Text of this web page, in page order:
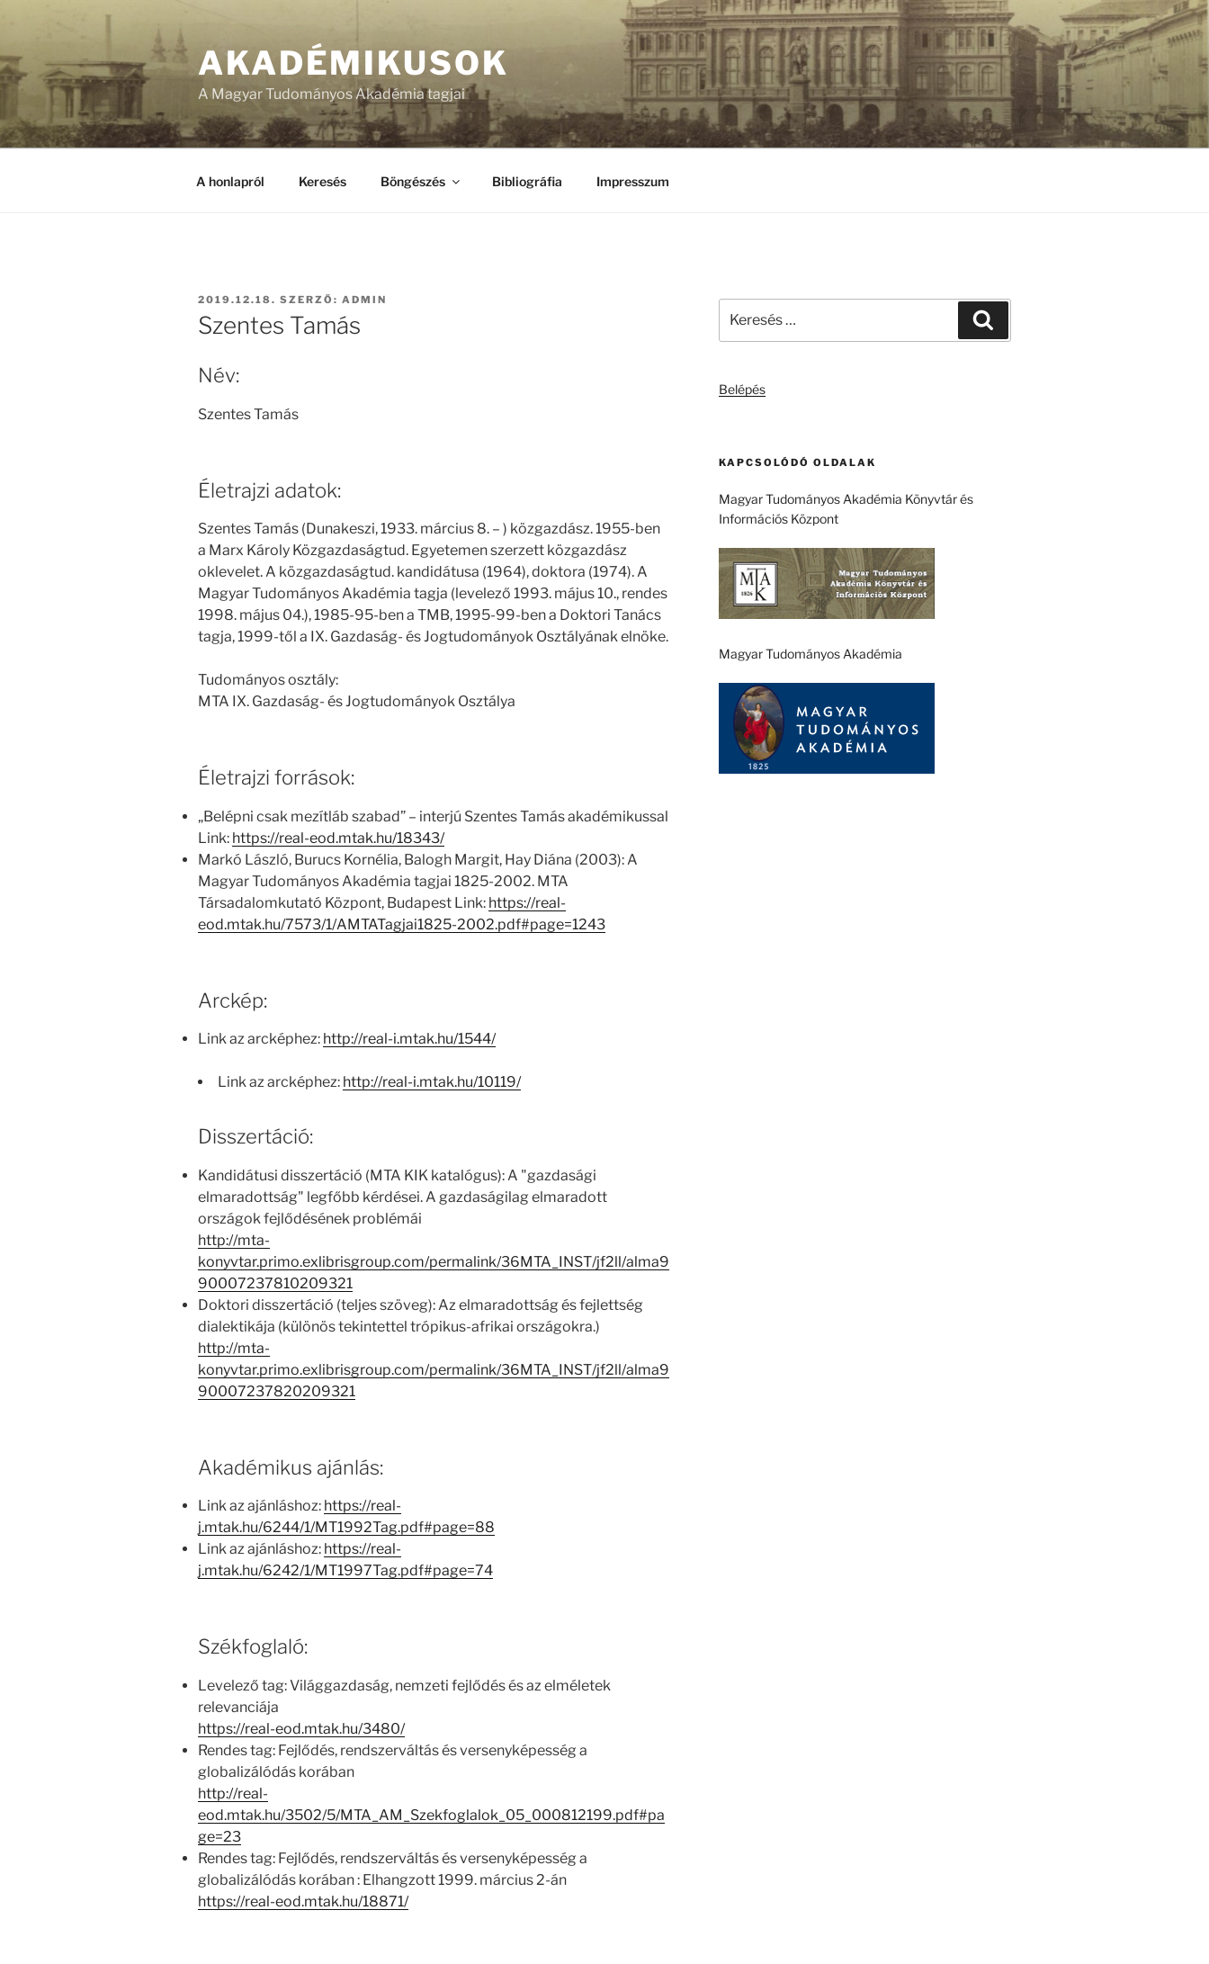
AKADÉMIKUSOK
A Magyar Tudományos Akadémia tagjai
A honlapról Keresés Böngészés Bibliográfia Impresszum
BEKÜLDVE:
2019.12.18. SZERZŐ: ADMIN
Szentes Tamás
Név:
Szentes Tamás
Életrajzi adatok:
Szentes Tamás (Dunakeszi, 1933. március 8. – ) közgazdász. 1955-ben
a Marx Károly Közgazdaságtud. Egyetemen szerzett közgazdász
oklevelet. A közgazdaságtud. kandidátusa (1964), doktora (1974). A
Magyar Tudományos Akadémia tagja (levelező 1993. május 10., rendes
1998. május 04.), 1985-95-ben a TMB, 1995-99-ben a Doktori Tanács
tagja, 1999-től a IX. Gazdaság- és Jogtudományok Osztályának elnöke.
Tudományos osztály:
MTA IX. Gazdaság- és Jogtudományok Osztálya
Életrajzi források:
„Belépni csak mezítláb szabad” – interjú Szentes Tamás akadémikussal
Link: https://real-eod.mtak.hu/18343/
Markó László, Burucs Kornélia, Balogh Margit, Hay Diána (2003): A
Magyar Tudományos Akadémia tagjai 1825-2002. MTA
Társadalomkutató Központ, Budapest Link: https://real-
eod.mtak.hu/7573/1/AMTATagjai1825-2002.pdf#page=1243
Arckép:
Link az arcképhez: http://real-i.mtak.hu/1544/
Link az arcképhez: http://real-i.mtak.hu/10119/
Disszertáció:
Kandidátusi disszertáció (MTA KIK katalógus): A "gazdasági
elmaradottság" legfőbb kérdései. A gazdaságilag elmaradott
országok fejlődésének problémái
http://mta-
konyvtar.primo.exlibrisgroup.com/permalink/36MTA_INST/jf2ll/alma9
90007237810209321
Doktori disszertáció (teljes szöveg): Az elmaradottság és fejlettség
dialektikája (különös tekintettel trópikus-afrikai országokra.)
http://mta-
konyvtar.primo.exlibrisgroup.com/permalink/36MTA_INST/jf2ll/alma9
90007237820209321
Akadémikus ajánlás:
Link az ajánláshoz: https://real-
j.mtak.hu/6244/1/MT1992Tag.pdf#page=88
Link az ajánláshoz: https://real-
j.mtak.hu/6242/1/MT1997Tag.pdf#page=74
Székfoglaló:
Levelező tag: Világgazdaság, nemzeti fejlődés és az elméletek
relevanciája
https://real-eod.mtak.hu/3480/
Rendes tag: Fejlődés, rendszerváltás és versenyképesség a
globalizálódás korában
http://real-
eod.mtak.hu/3502/5/MTA_AM_Szekfoglalok_05_000812199.pdf#pa
ge=23
Rendes tag: Fejlődés, rendszerváltás és versenyképesség a
globalizálódás korában : Elhangzott 1999. március 2-án
https://real-eod.mtak.hu/18871/
következő
Belépés
KAPCSOLÓDÓ OLDALAK
Magyar Tudományos Akadémia Könyvtár és
Információs Központ
Magyar Tudományos Akadémia